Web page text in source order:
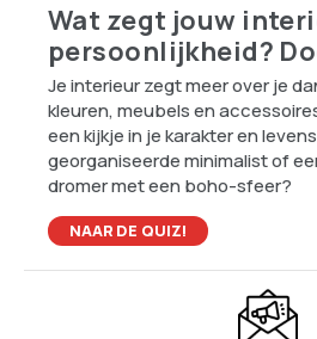
Wat zegt jouw
persoonlijkheid?
Je interieur zegt meer over je
kleuren, meubels en
een kijkje in je karakter en
georganiseerde minimalist of
dromer met een boho-sfeer?
NAAR DE QUIZ!